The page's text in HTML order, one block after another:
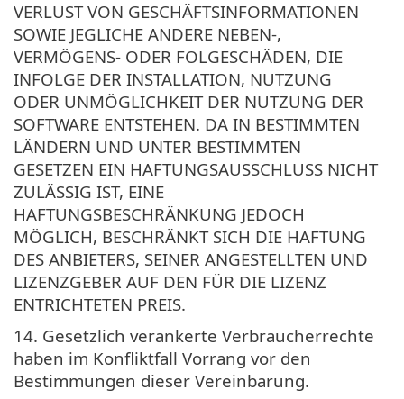
VERLUST VON GESCHÄFTSINFORMATIONEN
SOWIE JEGLICHE ANDERE NEBEN-,
VERMÖGENS- ODER FOLGESCHÄDEN, DIE
INFOLGE DER INSTALLATION, NUTZUNG
ODER UNMÖGLICHKEIT DER NUTZUNG DER
SOFTWARE ENTSTEHEN. DA IN BESTIMMTEN
LÄNDERN UND UNTER BESTIMMTEN
GESETZEN EIN HAFTUNGSAUSSCHLUSS NICHT
ZULÄSSIG IST, EINE
HAFTUNGSBESCHRÄNKUNG JEDOCH
MÖGLICH, BESCHRÄNKT SICH DIE HAFTUNG
DES ANBIETERS, SEINER ANGESTELLTEN UND
LIZENZGEBER AUF DEN FÜR DIE LIZENZ
ENTRICHTETEN PREIS.
14. Gesetzlich verankerte Verbraucherrechte
haben im Konfliktfall Vorrang vor den
Bestimmungen dieser Vereinbarung.